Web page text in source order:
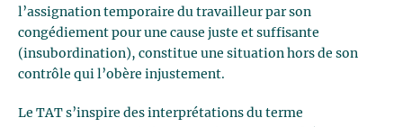
l’assignation temporaire du travailleur par son
congédiement pour une cause juste et suffisante
(insubordination), constitue une situation hors de son
contrôle qui l’obère injustement.
Le TAT s’inspire des interprétations du terme